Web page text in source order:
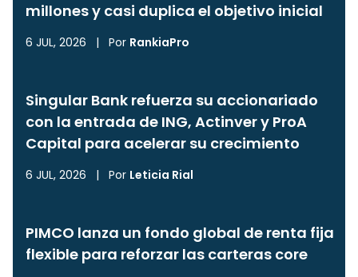
millones y casi duplica el objetivo inicial
6 JUL, 2026 | Por RankiaPro
Singular Bank refuerza su accionariado
con la entrada de ING, Actinver y ProA
Capital para acelerar su crecimiento
6 JUL, 2026 | Por Leticia Rial
PIMCO lanza un fondo global de renta fija
flexible para reforzar las carteras core